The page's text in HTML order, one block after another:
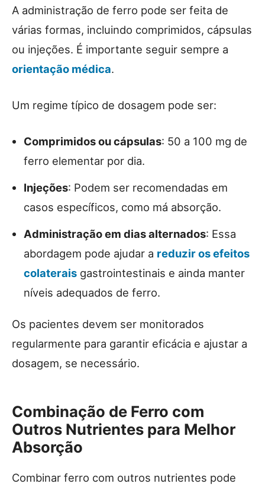
A administração de ferro pode ser feita de
várias formas, incluindo comprimidos, cápsulas
ou injeções. É importante seguir sempre a
orientação médica.
Um regime típico de dosagem pode ser:
Comprimidos ou cápsulas: 50 a 100 mg de
ferro elementar por dia.
Injeções: Podem ser recomendadas em
casos específicos, como má absorção.
Administração em dias alternados: Essa
abordagem pode ajudar a reduzir os efeitos
colaterais gastrointestinais e ainda manter
níveis adequados de ferro.
Os pacientes devem ser monitorados
regularmente para garantir eficácia e ajustar a
dosagem, se necessário.
Combinação de Ferro com
Outros Nutrientes para Melhor
Absorção
Combinar ferro com outros nutrientes pode